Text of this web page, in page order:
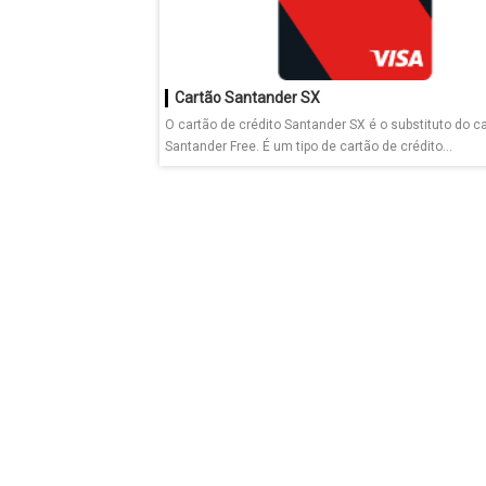
Cartão Santander SX
O cartão de crédito Santander SX é o substituto do
Santander Free. É um tipo de cartão de crédito...